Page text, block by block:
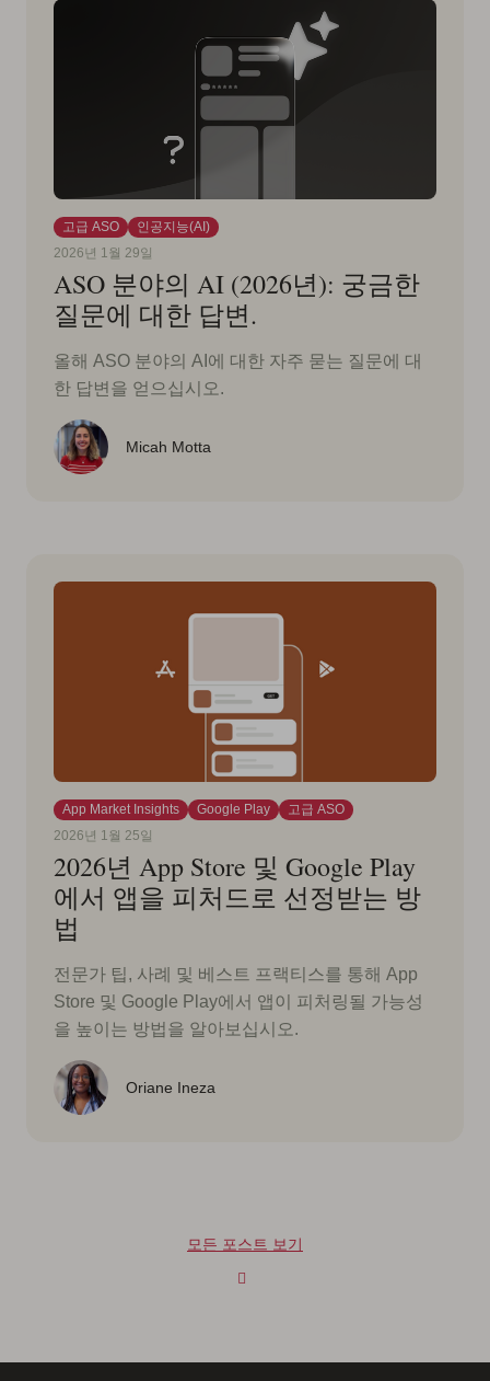
고급 ASO
인공지능(AI)
2026년 1월 29일
ASO 분야의 AI (2026년): 궁금한
질문에 대한 답변.
올해 ASO 분야의 AI에 대한 자주 묻는 질문에 대
한 답변을 얻으십시오.
Micah Motta
App Market Insights Google Play
고급 ASO
2026년 1월 25일
2026년 App Store 및 Google Play
에서 앱을 피처드로 선정받는 방
법
전문가 팁, 사례 및 베스트 프랙티스를 통해 App
Store 및 Google Play에서 앱이 피처링될 가능성
을 높이는 방법을 알아보십시오.
Oriane Ineza
모든 포스트 보기